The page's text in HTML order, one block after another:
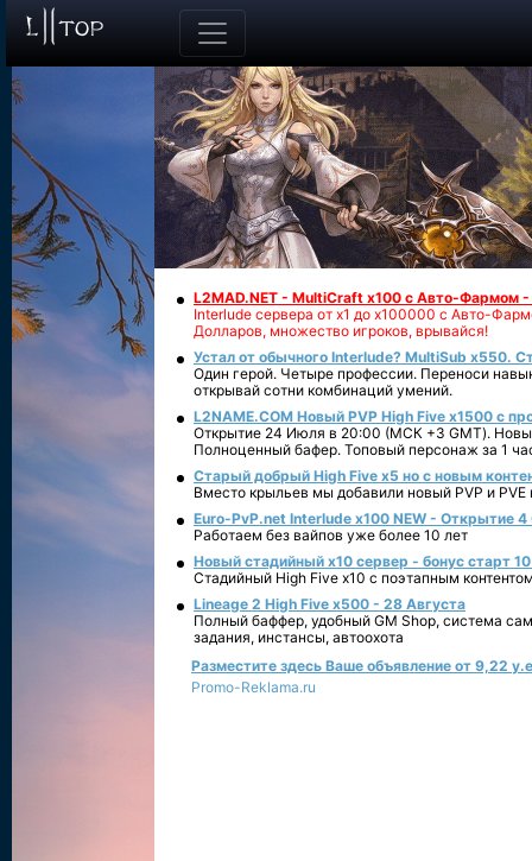
L2MAD.NET - MultiCraft x100 с Авто-Фармом
Interlude сервера от х1 до х100000 с Авто-
Долларов, множество игроков, врывайся!
Устал от обычного Interlude? MultiSub x550.
Один герой. Четыре профессии. Переноси
открывай сотни комбинаций умений.
L2NAME.COM Новый PVP High Five x1500 с
Открытие 24 Июля в 20:00 (МСК +3 GMT).
Полноценный бафер. Топовый персонаж за 1
Старый добрый High Five x5 но с новым
Вместо крыльев мы добавили новый PVP и PVE
Euro-PvP.net Interlude х100 NEW - Открытие 4
Работаем без вайпов уже более 10 лет
Новый стадийный х10 сервер - бонус старт
Стадийный High Five x10 с поэтапным
Lineage 2 High Five x500 - 28 Августа
Полный баффер, удобный GM Shop, система
задания, инстансы, автоохота
Разместите здесь Ваше объявление от 9,22
Promo-Reklama.ru